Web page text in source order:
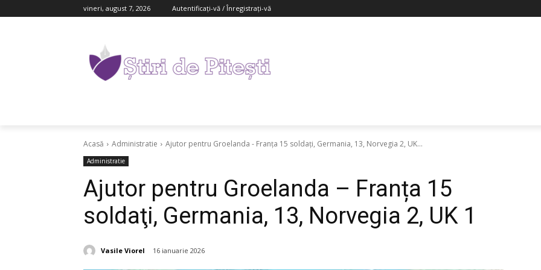
vineri, august 7, 2026 Autentificați-vă / Înregistrați-vă
Acasă Administratie Ajutor pentru Groelanda - Franța 15 soldaţi, Germania, 13, Norvegia 2, UK...
Administratie
Ajutor pentru Groelanda – Franța 15
soldaţi, Germania, 13, Norvegia 2, UK 1
Vasile Viorel 16 ianuarie 2026